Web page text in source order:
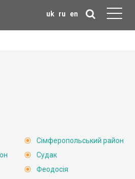
uk ru en
Сімферопольський район
Судак
Феодосія